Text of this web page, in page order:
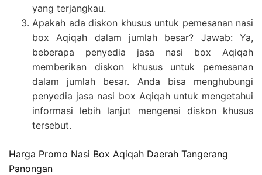
yang terjangkau.
Apakah ada diskon khusus untuk pemesanan nasi
box Aqiqah dalam jumlah besar? Jawab: Ya,
beberapa penyedia jasa nasi box Aqiqah
memberikan diskon khusus untuk pemesanan
dalam jumlah besar. Anda bisa menghubungi
penyedia jasa nasi box Aqiqah untuk mengetahui
informasi lebih lanjut mengenai diskon khusus
tersebut.
Harga Promo Nasi Box Aqiqah Daerah Tangerang
Panongan